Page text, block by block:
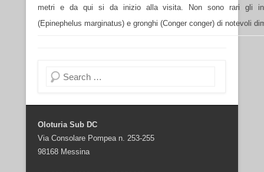
metri e da qui si da inizio alla visita. Non sono rari gli
(Epinephelus marginatus) e gronghi (Conger conger) di notevoli
Cerca
Oloturia Sub DC
Via Consolare Pompea n. 253-255
98168 Messina